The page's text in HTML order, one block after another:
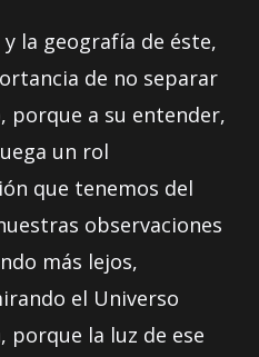
la geografía de éste,
de no separar
porque a su entender,
un rol
que tenemos del
observaciones
más lejos,
el Universo
porque la luz de ese